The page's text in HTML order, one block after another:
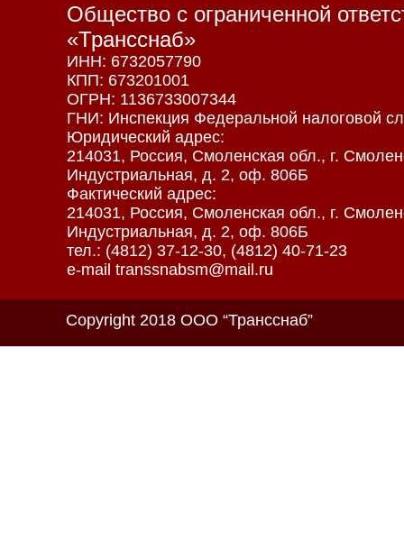
Общество с ограниченной
«Трансснаб»
ИНН: 6732057790
КПП: 673201001
ОГРН: 1136733007344
ГНИ: Инспекция Федеральной налоговой
Юридический адрес:
214031, Россия, Смоленская обл., г.
Индустриальная, д. 2, оф. 806Б
Фактический адрес:
214031, Россия, Смоленская обл., г.
Индустриальная, д. 2, оф. 806Б
тел.: (4812) 37-12-30, (4812) 40-71-23
e-mail transsnabsm@mail.ru
Copyright 2018 ООО “Трансснаб”